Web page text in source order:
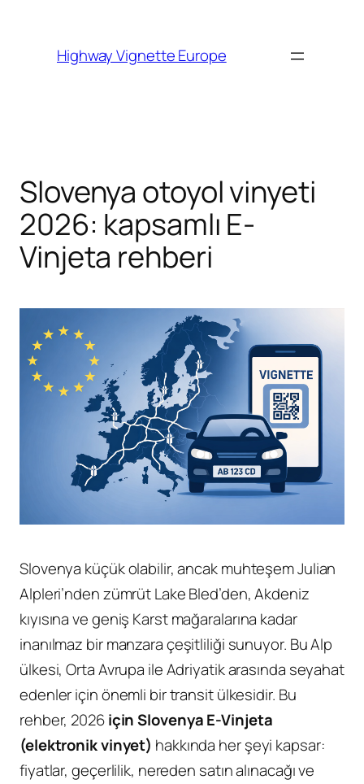
Highway Vignette Europe
Slovenya otoyol vinyeti
2026: kapsamlı E-
Vinjeta rehberi
Slovenya küçük olabilir, ancak muhteşem Julian
Alpleri’nden zümrüt Lake Bled’den, Akdeniz
kıyısına ve geniş Karst mağaralarına kadar
inanılmaz bir manzara çeşitliliği sunuyor. Bu Alp
ülkesi, Orta Avrupa ile Adriyatik arasında seyahat
edenler için önemli bir transit ülkesidir. Bu
rehber, 2026için Slovenya E-Vinjeta
(elektronik vinyet) hakkında her şeyi kapsar:
fiyatlar, geçerlilik, nereden satın alınacağı ve